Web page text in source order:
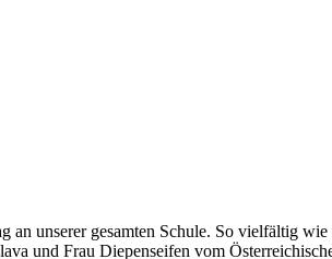
an unserer gesamten Schule. So vielfältig
und Frau Diepenseifen vom